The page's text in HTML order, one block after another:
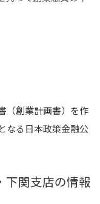
（創業計画書）を作
なる日本政策金融公
下関支店の情報